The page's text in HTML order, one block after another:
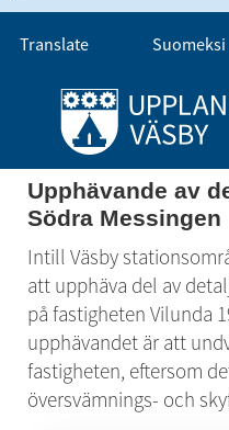
Gå till innehåll
Translate Suomeksi
Upphävande av
Södra Messingen
Intill Väsby
att upphäva del av
på fastigheten Vilunda
upphävandet är att
fastigheten, eftersom
översvämnings- och